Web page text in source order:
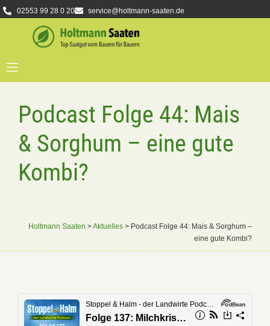
02553 99 28 0 20 service@holtmann-saaten.de
Podcast Folge 44: Mais
& Sorghum – eine gute
Kombi?
Holtmann Saaten>Aktuelles>Podcast Folge 44: Mais & Sorghum –
eine gute Kombi?